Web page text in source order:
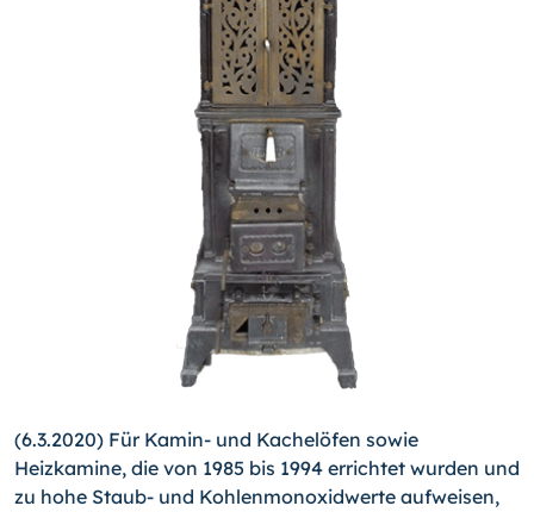
(6.3.2020) Für Kamin- und Kachelöfen sowie
Heizkamine, die von 1985 bis 1994 errichtet wurden und
zu hohe Staub- und Kohlenmonoxidwerte aufweisen,